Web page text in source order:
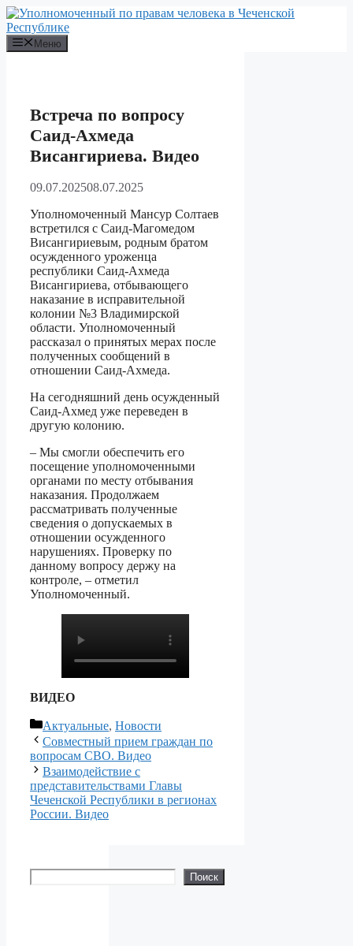
Перейти
к
содержимому
Меню
Встреча по вопросу
Саид-Ахмеда
Висангириева. Видео
09.07.202508.07.2025
Уполномоченный Мансур Солтаев
встретился с Саид-Магомедом
Висангириевым, родным братом
осужденного уроженца
республики Саид-Ахмеда
Висангириева, отбывающего
наказание в исправительной
колонии №3 Владимирской
области. Уполномоченный
рассказал о принятых мерах после
полученных сообщений в
отношении Саид-Ахмеда.
На сегодняшний день осужденный
Саид-Ахмед уже переведен в
другую колонию.
– Мы смогли обеспечить его
посещение уполномоченными
органами по месту отбывания
наказания. Продолжаем
рассматривать полученные
сведения о допускаемых в
отношении осужденного
нарушениях. Проверку по
данному вопросу держу на
контроле, – отметил
Уполномоченный.
ВИДЕО
Рубрики
Актуальные, Новости
Совместный прием граждан по
вопросам СВО. Видео
Взаимодействие с
представительствами Главы
Чеченской Республики в регионах
России. Видео
Поиск Поиск